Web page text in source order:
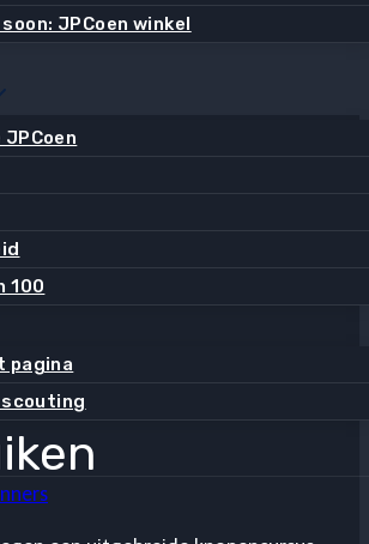
JPCoen winkel
JPCoen
100
pagina
scouting
opkomst hebben we gehad
weer zat helemaal mee: de zon
er stond een heerlijk zeilbriesje –
actieve dag op en rond het water.
leren én